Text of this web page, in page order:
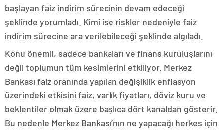
başlayan faiz indirim sürecinin devam edeceği
şeklinde yorumladı. Kimi ise riskler nedeniyle faiz
indirim sürecine ara verilebileceği şeklinde algıladı.
Konu önemli, sadece bankaları ve finans kuruluşlarını
değil toplumun tüm kesimlerini etkiliyor. Merkez
Bankası faiz oranında yapılan değişiklik enflasyon
üzerindeki etkisini faiz, varlık fiyatları, döviz kuru ve
beklentiler olmak üzere başlıca dört kanaldan gösterir.
Bu nedenle Merkez Bankası’nın ne yapacağı herkes için